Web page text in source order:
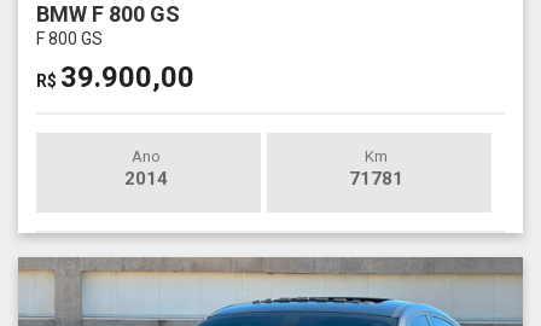
BMW F 800 GS
F 800 GS
R$ 39.900,00
Ano
2014
Km
71781